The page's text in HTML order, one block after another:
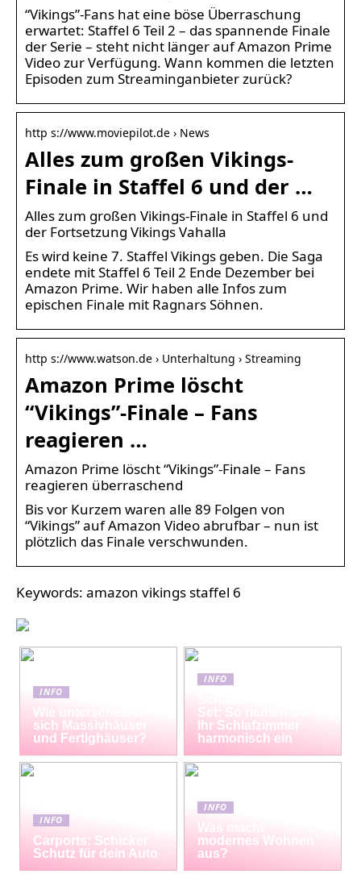
“Vikings”-Fans hat eine böse Überraschung
erwartet: Staffel 6 Teil 2 – das spannende Finale
der Serie – steht nicht länger auf Amazon Prime
Video zur Verfügung. Wann kommen die letzten
Episoden zum Streaminganbieter zurück?
http s://www.moviepilot.de › News
Alles zum großen Vikings-
Finale in Staffel 6 und der …
Alles zum großen Vikings-Finale in Staffel 6 und
der Fortsetzung Vikings Vahalla
Es wird keine 7. Staffel Vikings geben. Die Saga
endete mit Staffel 6 Teil 2 Ende Dezember bei
Amazon Prime. Wir haben alle Infos zum
epischen Finale mit Ragnars Söhnen.
http s://www.watson.de › Unterhaltung › Streaming
Amazon Prime löscht
“Vikings”-Finale – Fans
reagieren …
Amazon Prime löscht “Vikings”-Finale – Fans
reagieren überraschend
Bis vor Kurzem waren alle 89 Folgen von
“Vikings” auf Amazon Video abrufbar – nun ist
plötzlich das Finale verschwunden.
Keywords: amazon vikings staffel 6
INFO
Wie unterscheiden
sich Massivhäuser
und Fertighäuser?
INFO
Set: So richten Sie
Ihr Schlafzimmer
harmonisch ein
INFO
Carports: Schicker
Schutz für dein Auto
INFO
Was macht
modernes Wohnen
aus?